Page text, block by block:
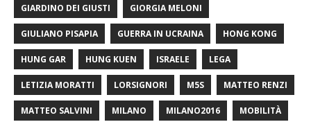
GIARDINO DEI GIUSTI GIORGIA MELONI
GIULIANO PISAPIA GUERRA IN UCRAINA HONG KONG
HUNG GAR HUNG KUEN ISRAELE LEGA
LETIZIA MORATTI LORSIGNORI M5S MATTEO RENZI
MATTEO SALVINI MILANO MILANO2016 MOBILITÀ